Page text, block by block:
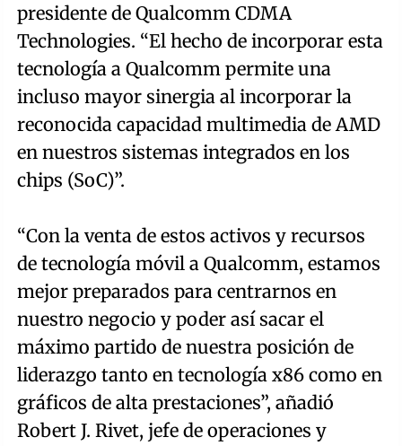
presidente de Qualcomm CDMA
Technologies. “El hecho de incorporar esta
tecnología a Qualcomm permite una
incluso mayor sinergia al incorporar la
reconocida capacidad multimedia de AMD
en nuestros sistemas integrados en los
chips (SoC)”.
“Con la venta de estos activos y recursos
de tecnología móvil a Qualcomm, estamos
mejor preparados para centrarnos en
nuestro negocio y poder así sacar el
máximo partido de nuestra posición de
liderazgo tanto en tecnología x86 como en
gráficos de alta prestaciones”, añadió
Robert J. Rivet, jefe de operaciones y